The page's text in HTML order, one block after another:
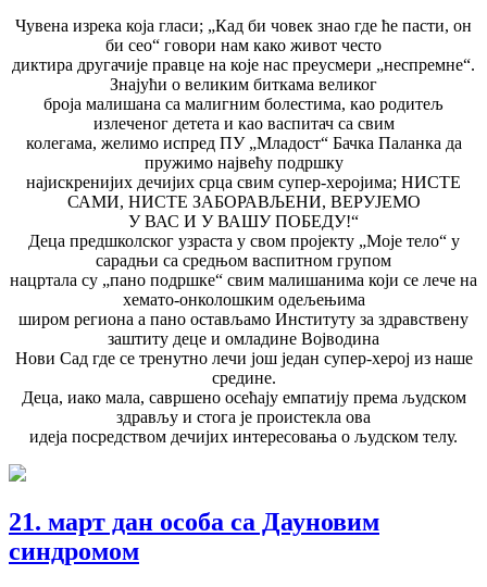
Чувена изрека која гласи; „Кад би човек знао где ће пасти, он
би сео“ говори нам како живот често
диктира другачије правце на које нас преусмери „неспремне“.
Знајући о великим биткама великог
броја малишана са малигним болестима, као родитељ
излеченог детета и као васпитач са свим
колегама, желимо испред ПУ „Младост“ Бачка Паланка да
пружимо највећу подршку
најискренијих дечијих срца свим супер-херојима; НИСТЕ
САМИ, НИСТЕ ЗАБОРАВЉЕНИ, ВЕРУЈЕМО
У ВАС И У ВАШУ ПОБЕДУ!“
Деца предшколског узраста у свом пројекту „Моје тело“ у
сарадњи са средњом васпитном групом
нацртала су „пано подршке“ свим малишанима који се лече на
хемато-онколошким одељењима
широм региона а пано остављамо Институту за здравствену
заштиту деце и омладине Војводина
Нови Сад где се тренутно лечи још један супер-херој из наше
средине.
Деца, иако мала, савршено осећају емпатију према људском
здрављу и стога је проистекла ова
идеја посредством дечијих интересовања о људском телу.
21. март дан особа са Дауновим
синдромом